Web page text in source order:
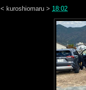
< kuroshiomaru > 18:02